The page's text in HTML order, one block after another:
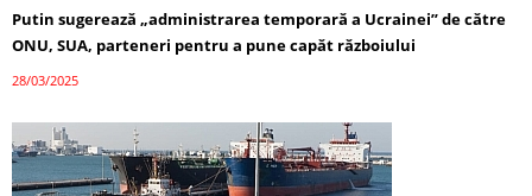
Putin sugerează „administrarea temporară a Ucrainei” de către
ONU, SUA, parteneri pentru a pune capăt războiului
28/03/2025